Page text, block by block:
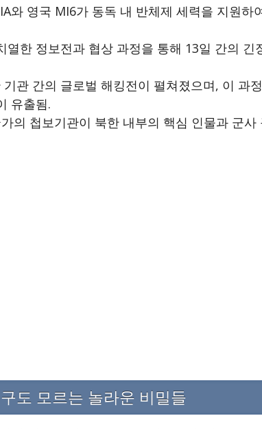
와 영국 MI6가 동독 내 반체제 세력을 지원하
열한 정보전과 협상 과정을 통해 13일 간의 긴
기관 간의 글로벌 해킹전이 펼쳐졌으며, 이 과
유출됨.
의 첩보기관이 북한 내부의 핵심 인물과 군사
도 모르는 놀라운 비밀들